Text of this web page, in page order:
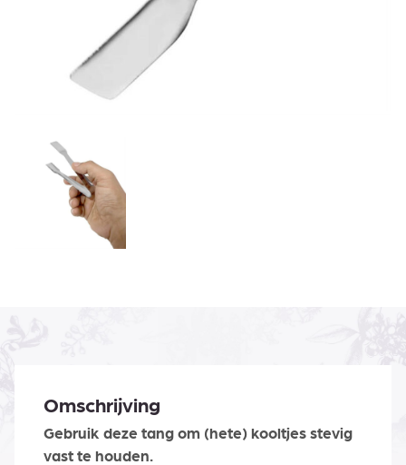
Omschrijving
Gebruik deze tang om (hete) kooltjes stevig
vast te houden.